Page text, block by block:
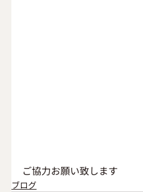
ご協力お願い致します
ブログ